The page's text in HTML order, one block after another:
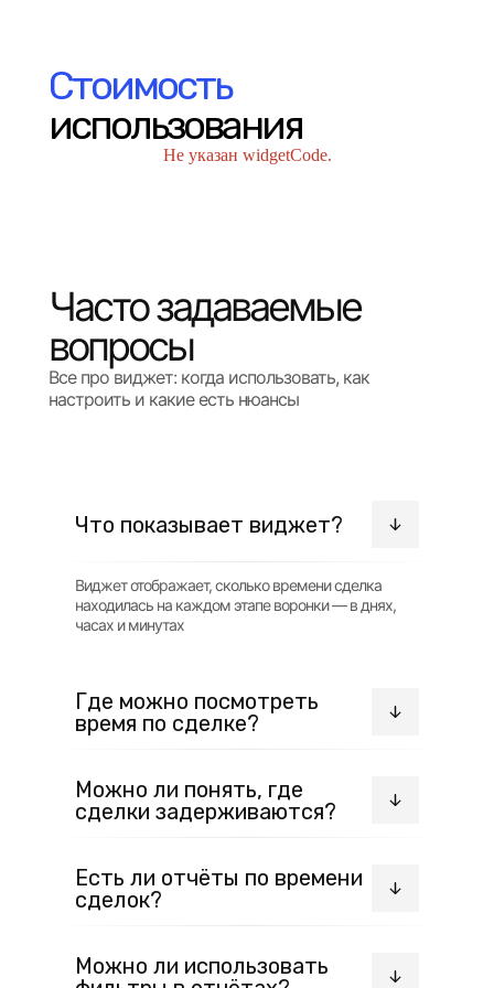
Стоимость
использования
Не указан widgetCode.
Часто задаваемые
вопросы
Все про виджет: когда использовать, как
настроить и какие есть нюансы
Что показывает виджет?
Виджет отображает, сколько времени сделка
находилась на каждом этапе воронки — в днях,
часах и минутах
Где можно посмотреть
время по сделке?
вы видите историю её движения и время на
каждом этапе
Можно ли понять, где
сделки задерживаются?
находятся дольше всего, и можете быстро выявить
проблемные зоны
Есть ли отчёты по времени
сделок?
нахождения сделок в этапах и выгрузить его в
Можно ли использовать